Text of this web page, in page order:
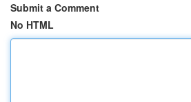
Submit a Comment
No HTML